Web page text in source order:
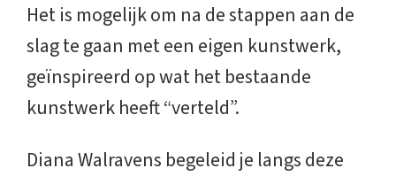
Het is mogelijk om na de stappen aan de
slag te gaan met een eigen kunstwerk,
geïnspireerd op wat het bestaande
kunstwerk heeft “verteld”.
Diana Walravens begeleid je langs deze